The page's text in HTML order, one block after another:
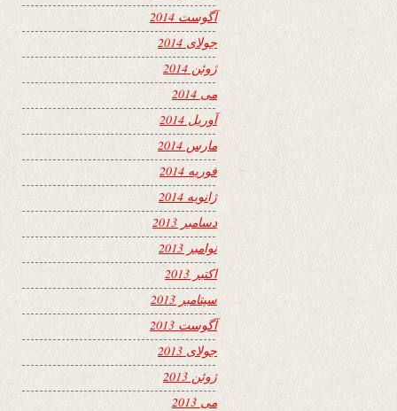
آگوست 2014
جولای 2014
ژوئن 2014
می 2014
آوریل 2014
مارس 2014
فوریه 2014
ژانویه 2014
دسامبر 2013
نوامبر 2013
اکتبر 2013
سپتامبر 2013
آگوست 2013
جولای 2013
ژوئن 2013
می 2013